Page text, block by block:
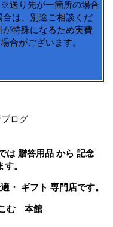
送り先が一箇所の場合
は、別途ご相談くだ
特殊になるため実費
合がございます。
ログ
は 贈答用品 から 記念
。
・ ギフト 専門店です。
こむ 本館